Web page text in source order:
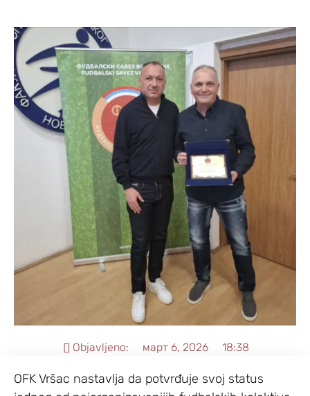
Objavljeno: март 6, 2026 18:38
OFK Vršac nastavlja da potvrđuje svoj status